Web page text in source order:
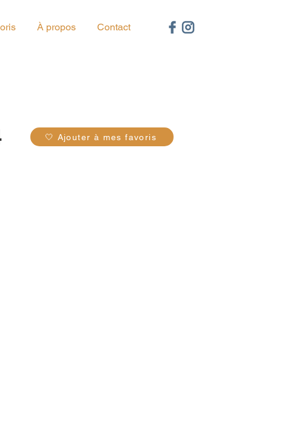
À propos Contact
🤍 Ajouter à mes favoris